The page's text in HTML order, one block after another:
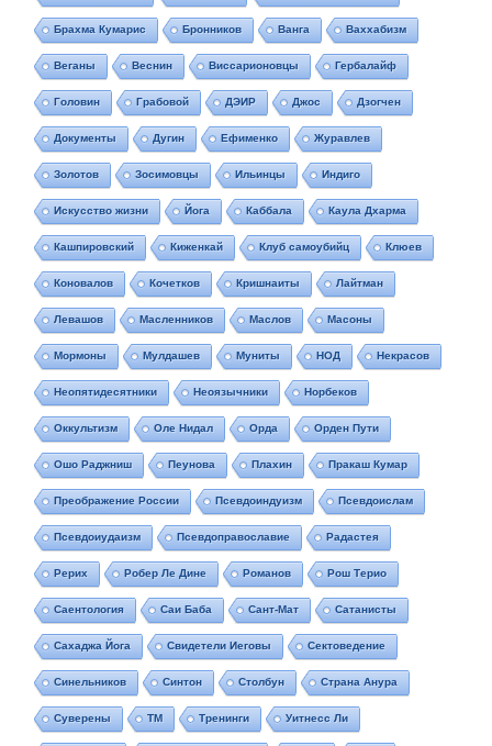
Брахма Кумарис Бронников Ванга Ваххабизм
Веганы Веснин Виссарионовцы Гербалайф
Головин Грабовой ДЭИР Джос Дзогчен
Документы Дугин Ефименко Журавлев
Золотов Зосимовцы Ильинцы Индиго
Искусство жизни Йога Каббала Каула Дхарма
Кашпировский Киженкай Клуб самоубийц Клюев
Коновалов Кочетков Кришнаиты Лайтман
Левашов Масленников Маслов Масоны
Мормоны Мулдашев Муниты НОД Некрасов
Неопятидесятники Неоязычники Норбеков
Оккультизм Оле Нидал Орда Орден Пути
Ошо Раджниш Пеунова Плахин Пракаш Кумар
Преображение России Псевдоиндуизм Псевдоислам
Псевдоиудаизм Псевдоправославие Радастея
Рерих Робер Ле Дине Романов Рош Терио
Саентология Саи Баба Сант-Мат Сатанисты
Сахаджа Йога Свидетели Иеговы Сектоведение
Синельников Синтон Столбун Страна Анура
Суверены ТМ Тренинги Уитнесс Ли